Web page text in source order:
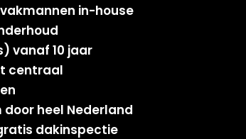
in-house
vanaf 10 jaar
centraal
door heel Nederland
dakinspectie